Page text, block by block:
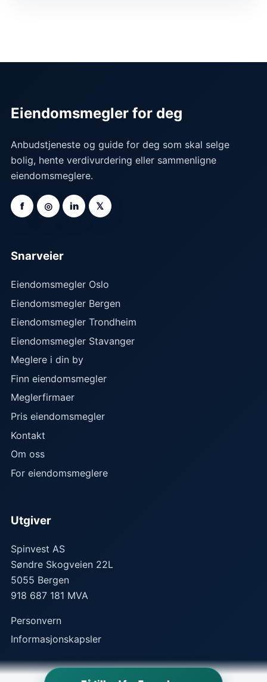
Eiendomsmegler for deg
Anbudstjeneste og guide for deg som skal selge
bolig, hente verdivurdering eller sammenligne
eiendomsmeglere.
f ◎ in 𝕏
Snarveier
Eiendomsmegler Oslo
Eiendomsmegler Bergen
Eiendomsmegler Trondheim
Eiendomsmegler Stavanger
Meglere i din by
Finn eiendomsmegler
Meglerfirmaer
Pris eiendomsmegler
Kontakt
Om oss
For eiendomsmeglere
Utgiver
Spinvest AS
Søndre Skogveien 22L
5055 Bergen
918 687 181 MVA
Personvern
Informasjonskapsler